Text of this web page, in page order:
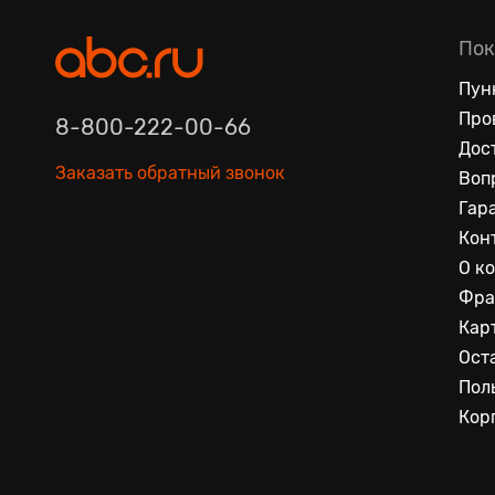
8-800-222-00-66
Заказать обратный звонок
О